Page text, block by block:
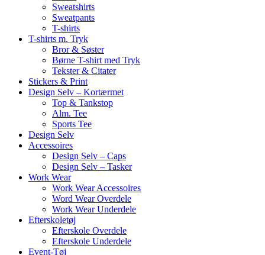
Sweatshirts
Sweatpants
T-shirts
T-shirts m. Tryk
Bror & Søster
Børne T-shirt med Tryk
Tekster & Citater
Stickers & Print
Design Selv – Kortærmet
Top & Tankstop
Alm. Tee
Sports Tee
Design Selv
Accessoires
Design Selv – Caps
Design Selv – Tasker
Work Wear
Work Wear Accessoires
Word Wear Overdele
Work Wear Underdele
Efterskoletøj
Efterskole Overdele
Efterskole Underdele
Event-Tøj